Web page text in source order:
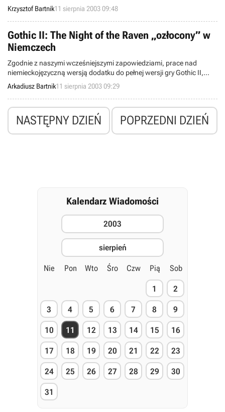
odbędzie się impreza o nazwie Tokyo Game Show. Japońska
ekspozycja w głównej mierze skierowana jest do posiadaczy
wszelkiego rodzaju konsol, zaś wszyscy odwiedzający targi będą
mogli zapoznać się z aż 230 tytułami, których premiera
zaplanowana została na niedaleką przyszłość.
Krzysztof Bartnik11 sierpnia 2003 09:48
Gothic II: The Night of the Raven „ozłocony” w
Niemczech
Zgodnie z naszymi wcześniejszymi zapowiedziami, prace nad
niemieckojęzyczną wersją dodatku do pełnej wersji gry Gothic II,
noszącego podtytuł The Night of the Raven, zostały już zakończone
(status „gold”) i całość trafiła do tłoczni. Omawiany add-on zostanie
wydany na tamtejszym rynku w opakowaniu DVD.
Arkadiusz Bartnik11 sierpnia 2003 09:29
NASTĘPNY DZIEŃ POPRZEDNI DZIEŃ
Kalendarz Wiadomości
2003
sierpień
Nie Pon Wto Śro Czw Pią Sob
1 2
3 4 5 6 7 8 9
10 11 12 13 14 15 16
17 18 19 20 21 22 23
24 25 26 27 28 29 30
31